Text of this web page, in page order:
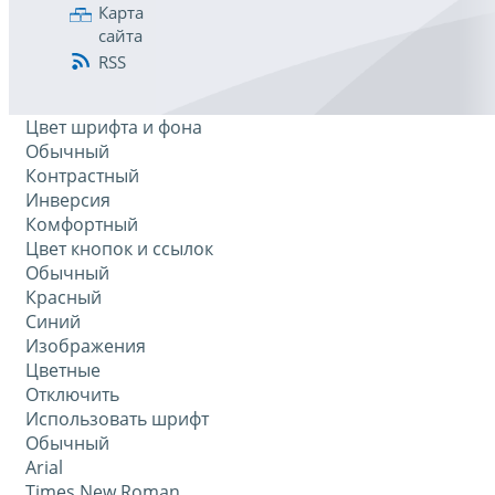
Карта
сайта
RSS
Цвет шрифта и фона
Обычный
Контрастный
Инверсия
Комфортный
Цвет кнопок и ссылок
Обычный
Красный
Синий
Изображения
Цветные
Отключить
Использовать шрифт
Обычный
Arial